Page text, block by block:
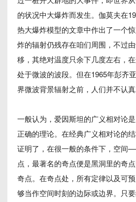
的状况中大爆炸而发生。伽莫夫在
热大爆炸模型的文章中作出了一个
炸的辐射仍残存在咱们周围，不过
移，其绝对温度只余下几度左右，
处于微波的波段。但在1965年彭齐
界微波背景辐射之前，人们并不认真
一般认为，爱因斯坦的广义相对论
正确的理论。在经典广义相对论的
证明了，在很一般的条件下，空间
点，最著名的奇点便是黑洞里的奇
奇点。在奇点处，所有定律以及可
够当作空间时刻的边际或边界。只